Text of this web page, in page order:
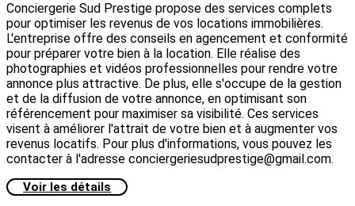
Conciergerie Sud Prestige propose des services complets
pour optimiser les revenus de vos locations immobilières.
L'entreprise offre des conseils en agencement et conformité
pour préparer votre bien à la location. Elle réalise des
photographies et vidéos professionnelles pour rendre votre
annonce plus attractive. De plus, elle s'occupe de la gestion
et de la diffusion de votre annonce, en optimisant son
référencement pour maximiser sa visibilité. Ces services
visent à améliorer l'attrait de votre bien et à augmenter vos
revenus locatifs. Pour plus d'informations, vous pouvez les
contacter à l'adresse conciergeriesudprestige@gmail.com.
Voir les détails